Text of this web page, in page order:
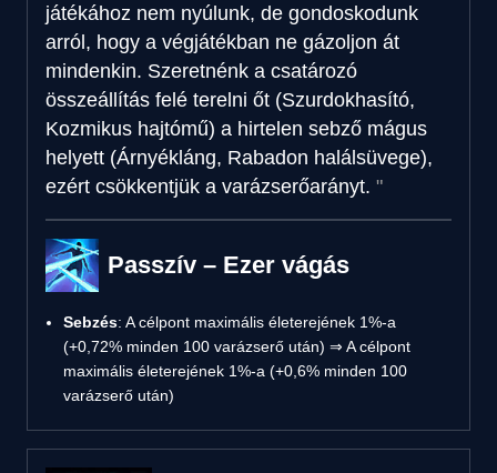
játékához nem nyúlunk, de gondoskodunk
arról, hogy a végjátékban ne gázoljon át
mindenkin. Szeretnénk a csatározó
összeállítás felé terelni őt (Szurdokhasító,
Kozmikus hajtómű) a hirtelen sebző mágus
helyett (Árnyékláng, Rabadon halálsüvege),
ezért csökkentjük a varázserőarányt.
Passzív – Ezer vágás
Sebzés: A célpont maximális életerejének 1%-a
(+0,72% minden 100 varázserő után) ⇒ A célpont
maximális életerejének 1%-a (+0,6% minden 100
varázserő után)